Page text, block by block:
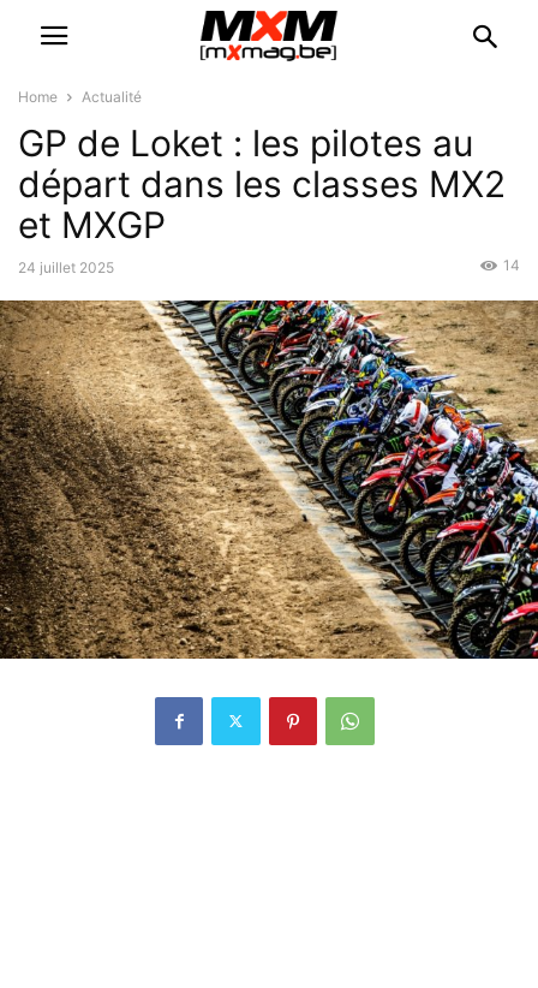
Home Actualité
GP de Loket : les pilotes au
départ dans les classes MX2
et MXGP
24 juillet 2025 14